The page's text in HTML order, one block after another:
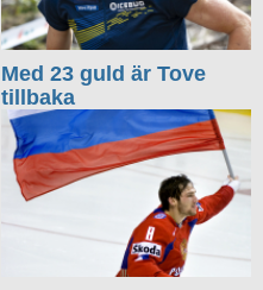
Med 23 guld är Tove
tillbaka